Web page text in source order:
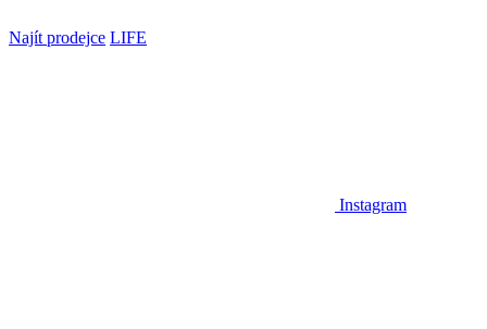
Najít prodejce LIFE
Instagram